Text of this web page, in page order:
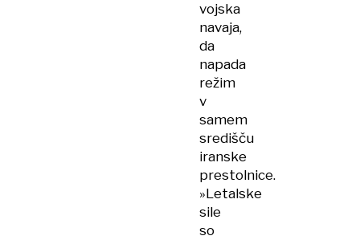
vojska
navaja,
da
napada
režim
v
samem
središču
iranske
prestolnice.
»Letalske
sile
so